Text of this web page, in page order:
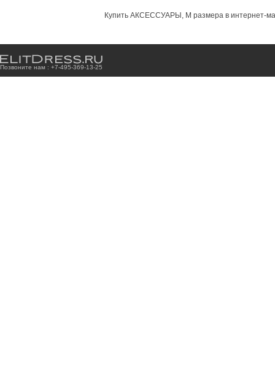
Купить АКСЕССУАРЫ, M размера в интернет-
Позвоните нам : +7-495-369-13-25